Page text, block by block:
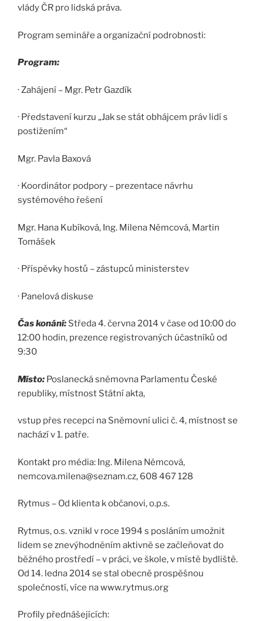
vlády ČR pro lidská práva.
Program semináře a organizační podrobnosti:
Program:
· Zahájení – Mgr. Petr Gazdík
· Představení kurzu „Jak se stát obhájcem práv lidí s
postižením“
Mgr. Pavla Baxová
· Koordinátor podpory – prezentace návrhu
systémového řešení
Mgr. Hana Kubíková, Ing. Milena Němcová, Martin
Tomášek
· Příspěvky hostů – zástupců ministerstev
· Panelová diskuse
Čas konání: Středa 4. června 2014 v čase od 10:00 do
12:00 hodin, prezence registrovaných účastníků od
9:30
Místo: Poslanecká sněmovna Parlamentu České
republiky, místnost Státní akta,
vstup přes recepci na Sněmovní ulici č. 4, místnost se
nachází v 1. patře.
Kontakt pro média: Ing. Milena Němcová,
nemcova.milena@seznam.cz, 608 467 128
Rytmus – Od klienta k občanovi, o.p.s.
Rytmus, o.s. vznikl v roce 1994 s posláním umožnit
lidem se znevýhodněním aktivně se začleňovat do
běžného prostředí – v práci, ve škole, v místě bydliště.
Od 14. ledna 2014 se stal obecně prospěšnou
společností, více na www.rytmus.org
Profily přednášejících: